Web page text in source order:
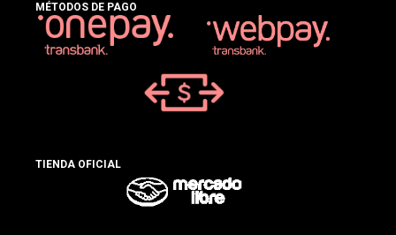
MÉTODOS DE PAGO
TIENDA OFICIAL